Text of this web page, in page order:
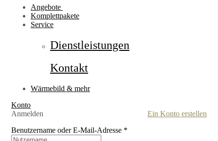
Angebote
Komplettpakete
Service
Dienstleistungen
Kontakt
Wärmebild & mehr
Konto
Anmelden
Ein Konto erstellen
Benutzername oder E-Mail-Adresse *